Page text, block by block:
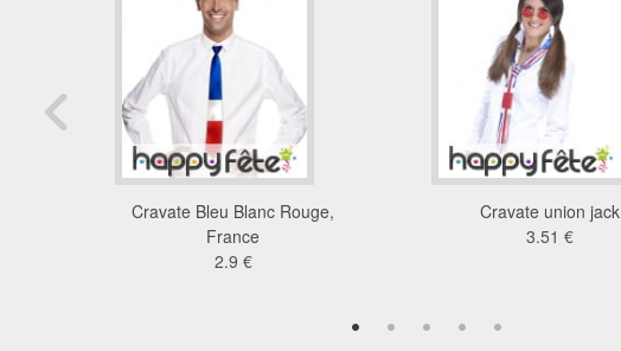
Cravate Bleu Blanc Rouge,
France
2.9 €
Cravate union jack
3.51 €